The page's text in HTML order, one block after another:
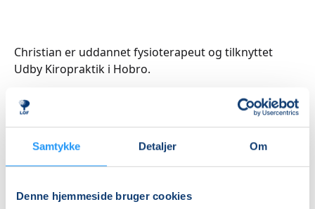
Samtykke Detaljer Om
Denne hjemmeside bruger cookies
Christian er uddannet fysioterapeut og tilknyttet
Udby Kiropraktik i Hobro.
Kurser med Christian
Meinung Andersen